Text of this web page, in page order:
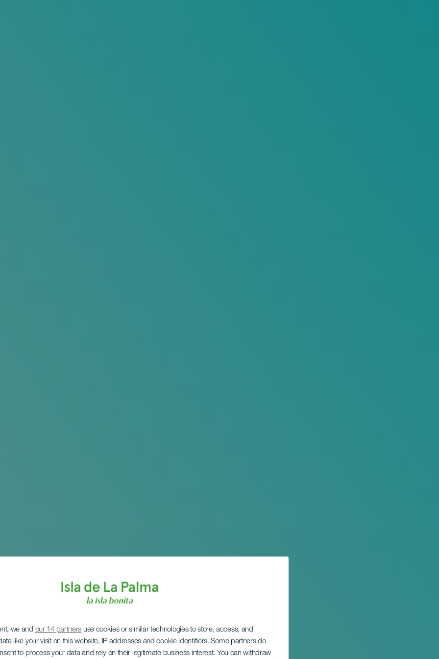
we and our 14 partners use cookies or similar technologies to store, access, and
like your visit on this website, IP addresses and cookie identifiers. Some partners do
to process your data and rely on their legitimate business interest. You can withdraw